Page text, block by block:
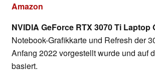
Amazon
NVIDIA GeForce RTX 3070 Ti Laptop
Notebook-Grafikkarte und Refresh der
Anfang 2022 vorgestellt wurde und auf
basiert.